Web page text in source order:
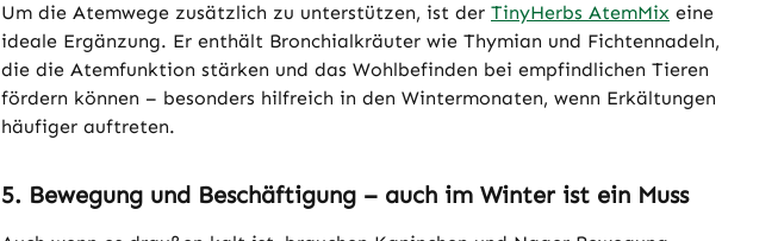
Um die Atemwege zusätzlich zu unterstützen, ist der TinyHerbs AtemMix eine
ideale Ergänzung. Er enthält Bronchialkräuter wie Thymian und Fichtennadeln,
die die Atemfunktion stärken und das Wohlbefinden bei empfindlichen Tieren
fördern können – besonders hilfreich in den Wintermonaten, wenn Erkältungen
häufiger auftreten.
5. Bewegung und Beschäftigung – auch im Winter ist ein Muss